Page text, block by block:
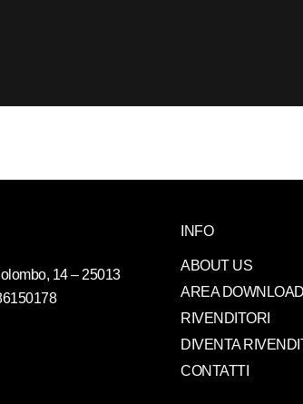
14 – 25013
INFO
ABOUT US
AREA DOWNLOAD
RIVENDITORI
DIVENTA
CONTATTI